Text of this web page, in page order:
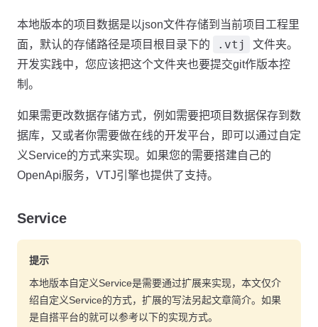
本地版本的项目数据是以json文件存储到当前项目工程里
面，默认的存储路径是项目根目录下的
.vtj
文件夹。
开发实践中，您应该把这个文件夹也要提交git作版本控
制。
如果需更改数据存储方式，例如需要把项目数据保存到数
据库，又或者你需要做在线的开发平台，即可以通过自定
义Service的方式来实现。如果您的需要搭建自己的
OpenApi服务，VTJ引擎也提供了支持。
Service
提示
本地版本自定义Service是需要通过扩展来实现，本文仅介
绍自定义Service的方式，扩展的写法另起文章简介。如果
是自搭平台的就可以参考以下的实现方式。